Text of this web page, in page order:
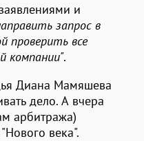
и
запрос в
проверить все
компании".
Диана Мамяшева
дело. А вчера
арбитража)
века".